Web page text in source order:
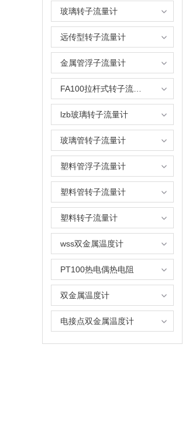
玻璃转子流量计
远传型转子流量计
金属管浮子流量计
lzb玻璃转子流量计
玻璃管转子流量计
塑料管浮子流量计
塑料管转子流量计
塑料转子流量计
wss双金属温度计
PT100热电偶热电阻
双金属温度计
电接点双金属温度计